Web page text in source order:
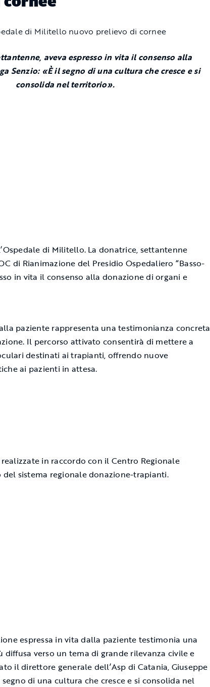
aveva espresso in vita il consenso alla
Senzio: «È il segno di una cultura che cresce e si
consolida nel territorio».
di Militello. La donatrice, settantenne
di Rianimazione del Presidio Ospedaliero “Basso-
in vita il consenso alla donazione di organi e
paziente rappresenta una testimonianza concreta
Il percorso attivato consentirà di mettere a
destinati ai trapianti, offrendo nuove
ai pazienti in attesa.
in raccordo con il Centro Regionale
del sistema regionale donazione-trapianti.
espressa in vita dalla paziente testimonia una
diffusa verso un tema di grande rilevanza civile e
il direttore generale dell’Asp di Catania, Giuseppe
segno di una cultura che cresce e si consolida nel